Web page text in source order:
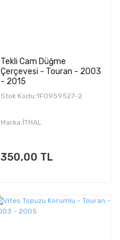
Tekli Cam Düğme
Çerçevesi - Touran - 2003
- 2015
Stok Kodu:1F0959527-2
Marka:İTHAL
350,00 TL